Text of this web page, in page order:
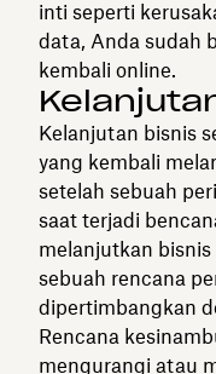
inti seperti
data, Anda sudah
kembali online.
Kelanjutan bisnis
yang kembali
setelah sebuah
saat terjadi
melanjutkan
sebuah rencana
dipertimbangkan
Rencana
mengurangi atau